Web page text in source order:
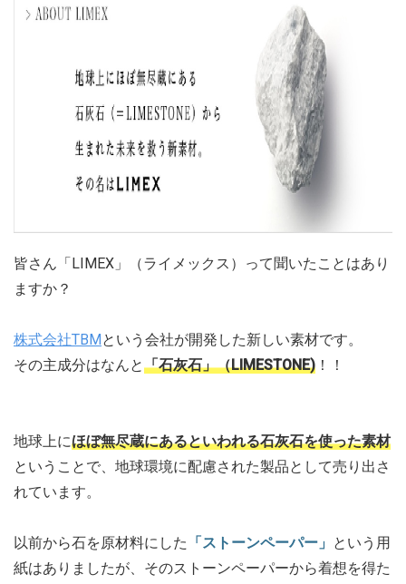
皆さん「LIMEX」（ライメックス）って聞いたことはあり
ますか？
株式会社TBM という会社が開発した新しい素材です。
その主成分はなんと「石灰石」（LIMESTONE) ！！
地球上にほぼ無尽蔵にあるといわれる石灰石を使った素材
ということで、地球環境に配慮された製品として売り出さ
れています。
以前から石を原材料にした 「ストーンペーパー」 という用
紙はありましたが、そのストーンペーパーから着想を得た